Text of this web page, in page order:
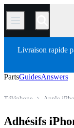
/
Livraison rapide
PartsGuidesAnswers
Apple
Téléphone
Adhésifs